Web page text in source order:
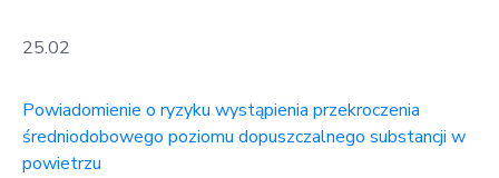
25.02
Powiadomienie o ryzyku wystąpienia przekroczenia
średniodobowego poziomu dopuszczalnego substancji w
powietrzu